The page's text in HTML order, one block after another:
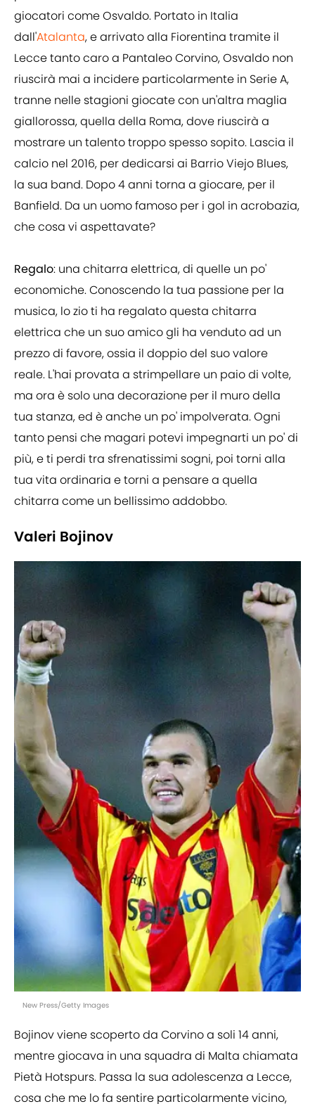
giocatori come Osvaldo. Portato in Italia
dall'Atalanta, e arrivato alla Fiorentina tramite il
Lecce tanto caro a Pantaleo Corvino, Osvaldo non
riuscirà mai a incidere particolarmente in Serie A,
tranne nelle stagioni giocate con un'altra maglia
giallorossa, quella della Roma, dove riuscirà a
mostrare un talento troppo spesso sopito. Lascia il
calcio nel 2016, per dedicarsi ai Barrio Viejo Blues,
la sua band. Dopo 4 anni torna a giocare, per il
Banfield. Da un uomo famoso per i gol in acrobazia,
che cosa vi aspettavate?
Regalo: una chitarra elettrica, di quelle un po'
economiche. Conoscendo la tua passione per la
musica, lo zio ti ha regalato questa chitarra
elettrica che un suo amico gli ha venduto ad un
prezzo di favore, ossia il doppio del suo valore
reale. L'hai provata a strimpellare un paio di volte,
ma ora è solo una decorazione per il muro della
tua stanza, ed è anche un po' impolverata. Ogni
tanto pensi che magari potevi impegnarti un po' di
più, e ti perdi tra sfrenatissimi sogni, poi torni alla
tua vita ordinaria e torni a pensare a quella
chitarra come un bellissimo addobbo.
Valeri Bojinov
New Press/Getty Images
Bojinov viene scoperto da Corvino a soli 14 anni,
mentre giocava in una squadra di Malta chiamata
Pietà Hotspurs. Passa la sua adolescenza a Lecce,
cosa che me lo fa sentire particolarmente vicino,